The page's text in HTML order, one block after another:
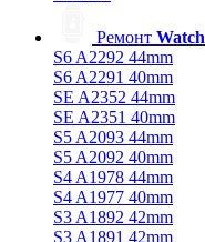
Ремонт Watch
S6 A2292 44mm
S6 A2291 40mm
SE A2352 44mm
SE A2351 40mm
S5 A2093 44mm
S5 A2092 40mm
S4 A1978 44mm
S4 A1977 40mm
S3 A1892 42mm
S3 A1891 42mm